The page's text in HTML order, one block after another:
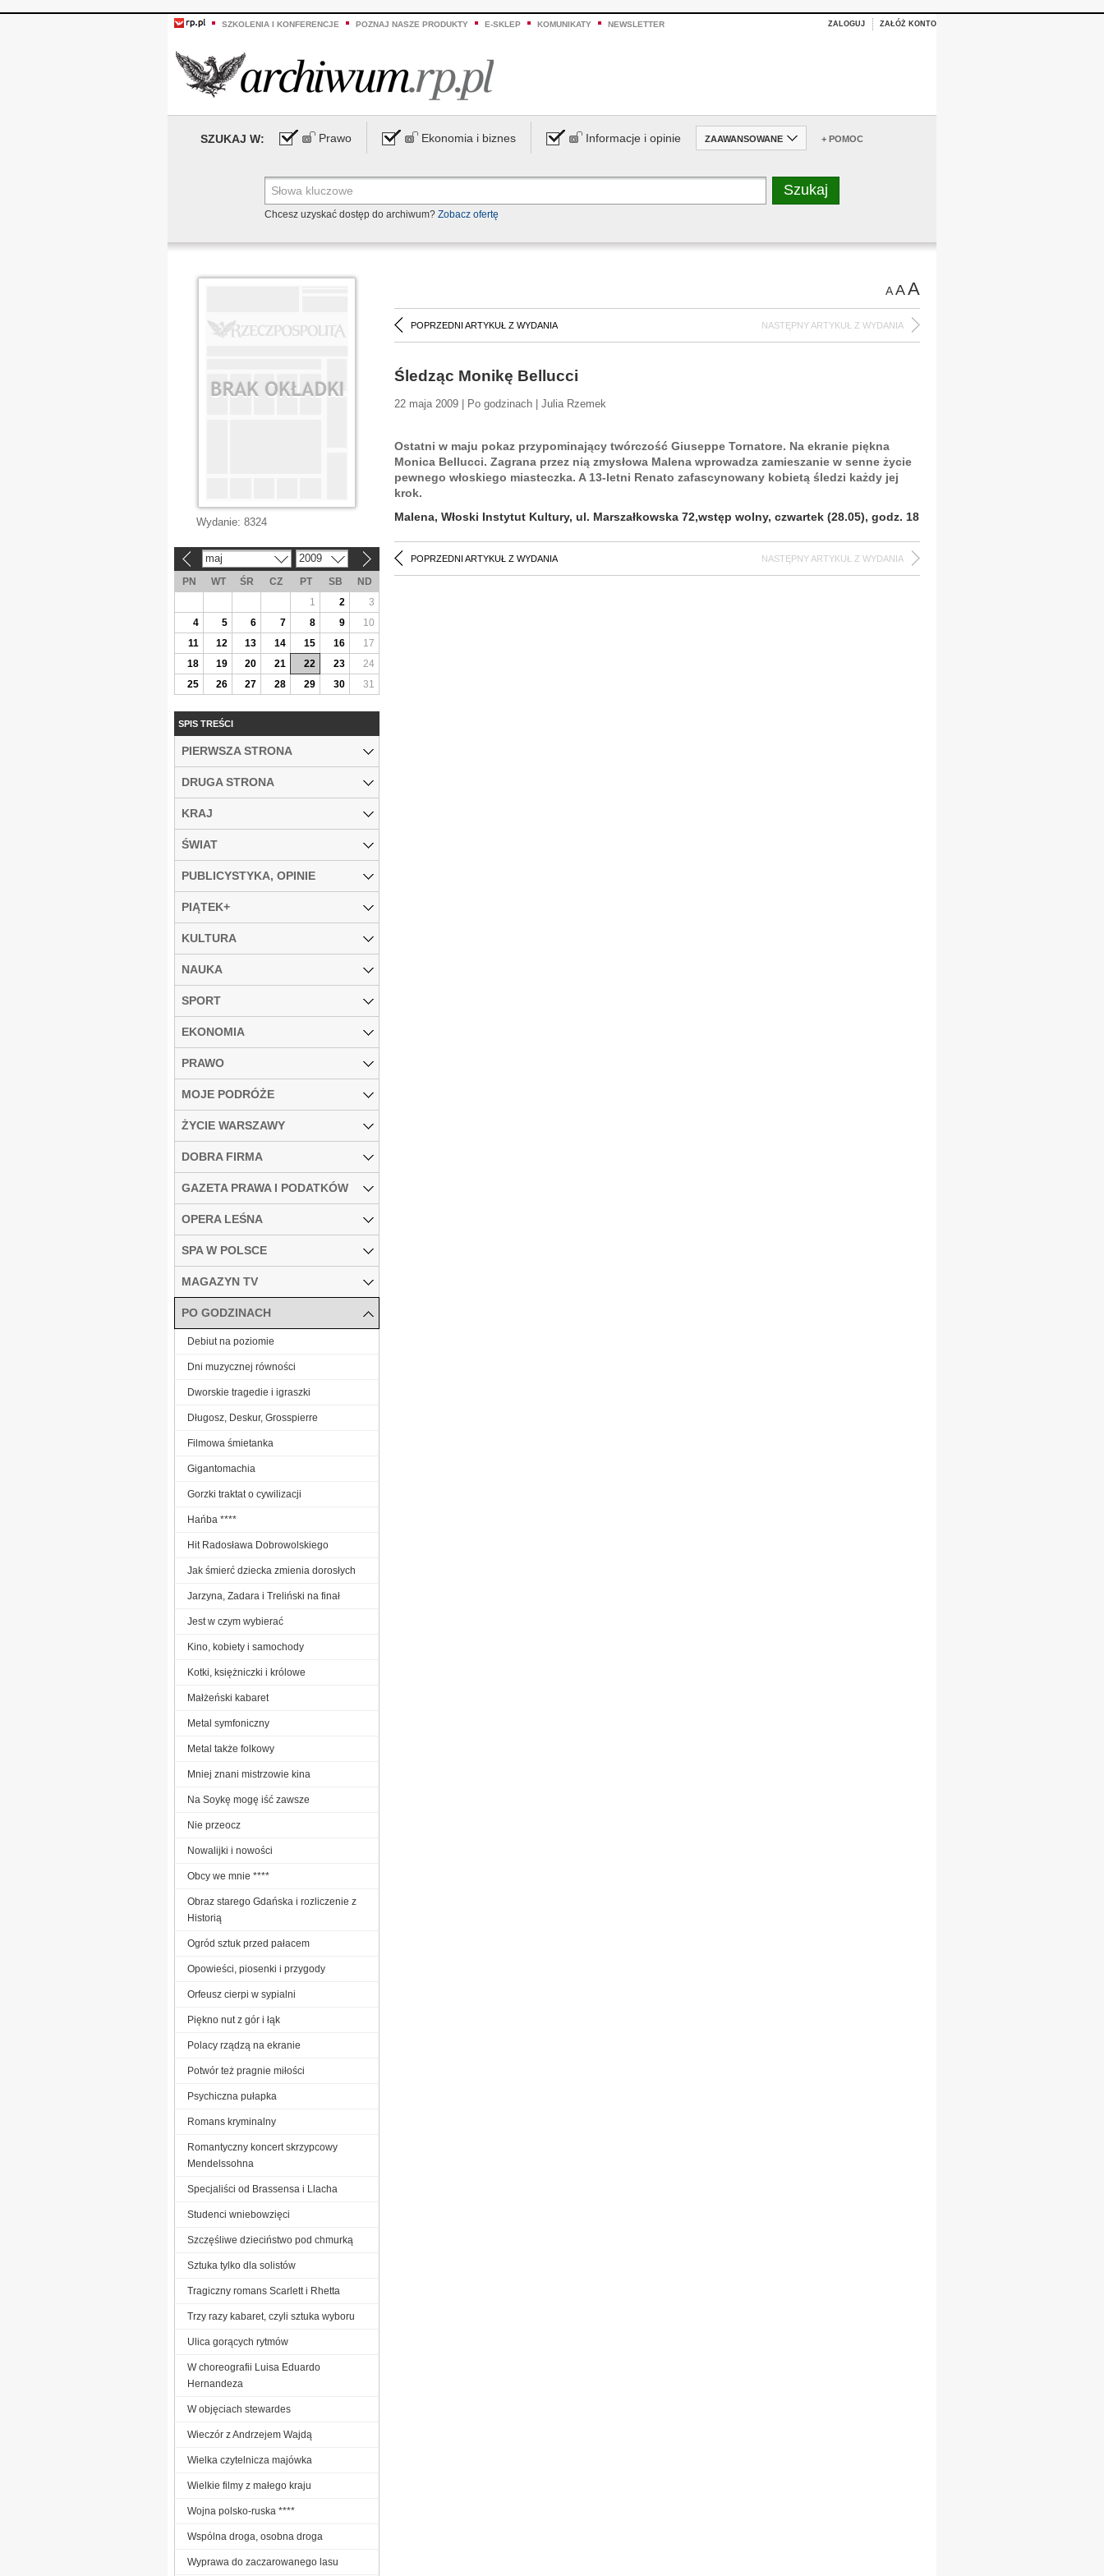
SZKOLENIA I KONFERENCJE POZNAJ NASZE PRODUKTY E-SKLEP KOMUNIKATY NEWSLETTER ZALOGUJ ZAŁÓŻ KONTO
SZUKAJ W: Prawo Ekonomia i biznes Informacje i opinie ZAAWANSOWANE + POMOC
Chcesz uzyskać dostęp do archiwum? Zobacz ofertę
AAA
POPRZEDNI ARTYKUŁ Z WYDANIA NASTĘPNY ARTYKUŁ Z WYDANIA
Śledząc Monikę Bellucci
22 maja 2009 | Po godzinach | Julia Rzemek
Ostatni w maju pokaz przypominający twórczość Giuseppe Tornatore. Na ekranie piękna
Monica Bellucci. Zagrana przez nią zmysłowa Malena wprowadza zamieszanie w senne życie
pewnego włoskiego miasteczka. A 13-letni Renato zafascynowany kobietą śledzi każdy jej
krok.
Malena, Włoski Instytut Kultury, ul. Marszałkowska 72,wstęp wolny, czwartek (28.05), godz. 18
POPRZEDNI ARTYKUŁ Z WYDANIA NASTĘPNY ARTYKUŁ Z WYDANIA
Wydanie: 8324
maj 2009
PN WT ŚR CZ PT SB
ND
1
2
3
4
5 6 7 8 9
10
11
12 13 14 15 16
17
18
19 20 21 22 23
24
25
26 27 28 29 30 31
SPIS TREŚCI
PIERWSZA STRONA
DRUGA STRONA
KRAJ
ŚWIAT
PUBLICYSTYKA, OPINIE
PIĄTEK+
KULTURA
NAUKA
SPORT
EKONOMIA
PRAWO
MOJE PODRÓŻE
ŻYCIE WARSZAWY
DOBRA FIRMA
GAZETA PRAWA I PODATKÓW
OPERA LEŚNA
SPA W POLSCE
MAGAZYN TV
PO GODZINACH
Debiut na poziomie
Dni muzycznej równości
Dworskie tragedie i igraszki
Długosz, Deskur, Grosspierre
Filmowa śmietanka
Gigantomachia
Gorzki traktat o cywilizacji
Hańba ****
Hit Radosława Dobrowolskiego
Jak śmierć dziecka zmienia dorosłych
Jarzyna, Zadara i Treliński na finał
Jest w czym wybierać
Kino, kobiety i samochody
Kotki, księżniczki i królowe
Małżeński kabaret
Metal symfoniczny
Metal także folkowy
Mniej znani mistrzowie kina
Na Soykę mogę iść zawsze
Nie przeocz
Nowalijki i nowości
Obcy we mnie ****
Obraz starego Gdańska i rozliczenie z
Historią
Ogród sztuk przed pałacem
Opowieści, piosenki i przygody
Orfeusz cierpi w sypialni
Piękno nut z gór i łąk
Polacy rządzą na ekranie
Potwór też pragnie miłości
Psychiczna pułapka
Romans kryminalny
Romantyczny koncert skrzypcowy
Mendelssohna
Specjaliści od Brassensa i Llacha
Studenci wniebowzięci
Szczęśliwe dzieciństwo pod chmurką
Sztuka tylko dla solistów
Tragiczny romans Scarlett i Rhetta
Trzy razy kabaret, czyli sztuka wyboru
Ulica gorących rytmów
W choreografii Luisa Eduardo
Hernandeza
W objęciach stewardes
Wieczór z Andrzejem Wajdą
Wielka czytelnicza majówka
Wielkie filmy z małego kraju
Wojna polsko-ruska ****
Wspólna droga, osobna droga
Wyprawa do zaczarowanego lasu